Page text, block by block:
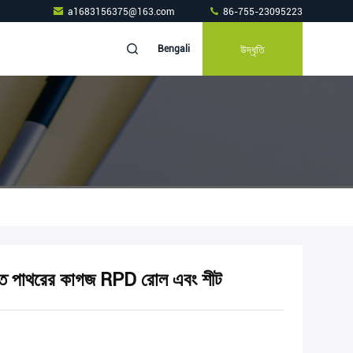
a1683156375@163.com 86-755-23095223
Bengali উদ্ধৃতি
পাথরের কাগজ RPD রোল এবং শীট